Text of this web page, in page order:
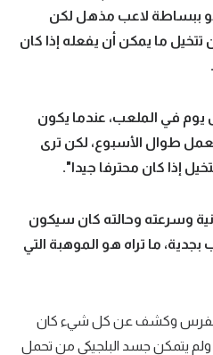
ببساطة لاعب مذهل لكن
ما يمكن أن يفعله إذا كان
يوم في الملعب، عندما يكون
طوال الأسبوع، لكن ترى
إذا كان محترفا جيدا".
وسرعته وحالته كان سيكون
بجدية، ما تراه هو الموهبة التي
الفرس وكشف عن كل شيء كان
ولم يتمكن جسد البلجيكي من تحمل